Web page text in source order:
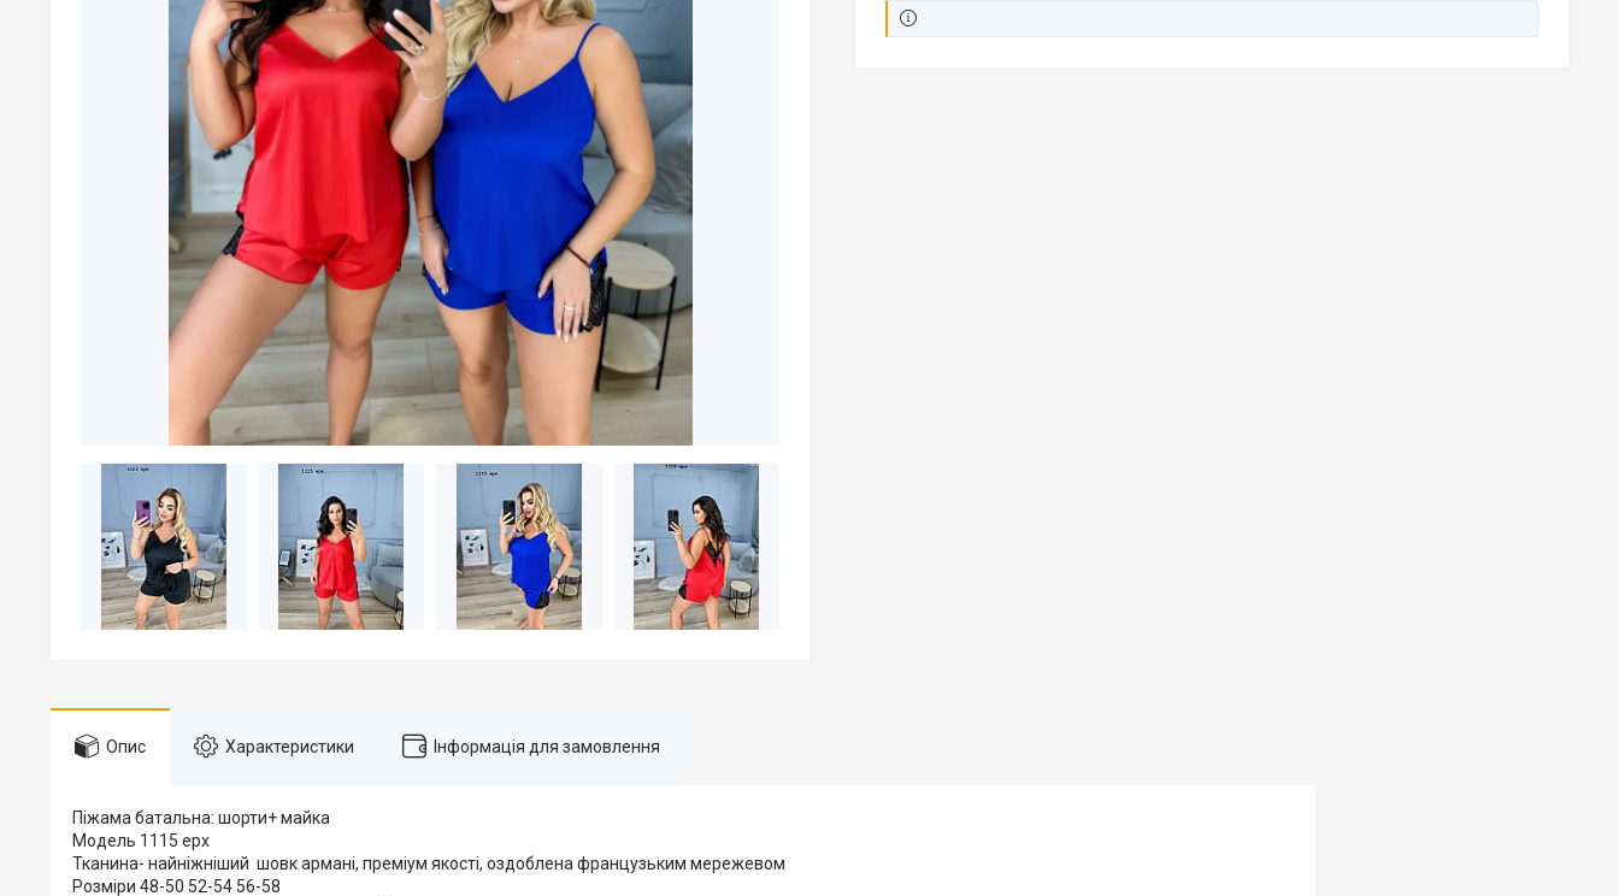
Опис Характеристики Інформація для замовлення
Піжама батальна: шорти+ майка
Модель 1115 ерх
Тканина- найніжніший шовк армані, преміум якості, оздоблена французьким мережевом
Розміри 48-50 52-54 56-58